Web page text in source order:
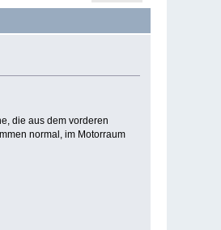
die aus dem vorderen
normal, im Motorraum